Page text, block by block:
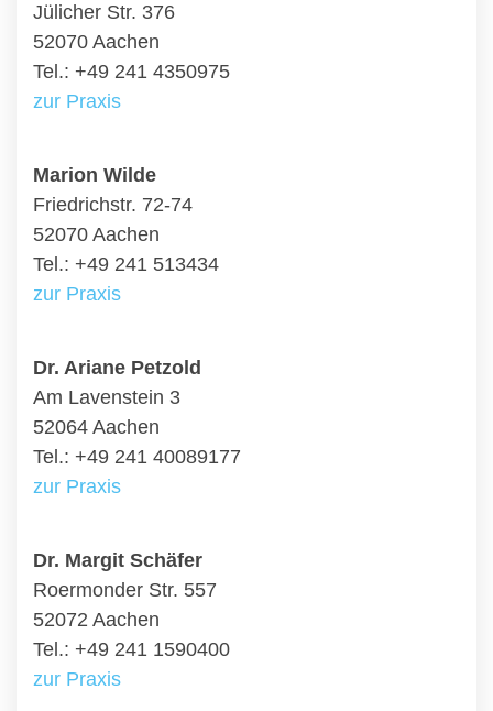
Jülicher Str. 376
52070 Aachen
Tel.: +49 241 4350975
zur Praxis
Marion Wilde
Friedrichstr. 72-74
52070 Aachen
Tel.: +49 241 513434
zur Praxis
Dr. Ariane Petzold
Am Lavenstein 3
52064 Aachen
Tel.: +49 241 40089177
zur Praxis
Dr. Margit Schäfer
Roermonder Str. 557
52072 Aachen
Tel.: +49 241 1590400
zur Praxis